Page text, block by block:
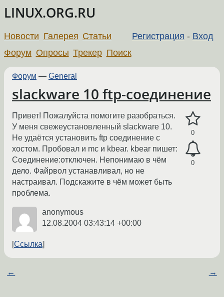
LINUX.ORG.RU
Регистрация - Вход
Новости Галерея Статьи
Форум Опросы Трекер Поиск
Форум — General
slackware 10 ftp-соединение
0
0
Привет! Пожалуйста помогите разобраться.
У меня свежеустановленный slackware 10.
Не удаётся установить ftp соединение с
хостом. Пробовал и mc и kbear. kbear пишет:
Соединение:отключен. Непонимаю в чём
дело. Файрвол устанавливал, но не
настраивал. Подскажите в чём может быть
проблема.
anonymous
12.08.2004 03:43:14 +00:00
Ссылка
← →